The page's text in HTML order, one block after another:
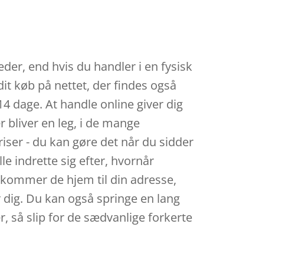
end hvis du handler i en fysisk
køb på nettet, der findes også
dage. At handle online giver dig
bliver en leg, i de mange
- du kan gøre det når du sidder
indrette sig efter, hvornår
de hjem til din adresse,
Du kan også springe en lang
så slip for de sædvanlige forkerte